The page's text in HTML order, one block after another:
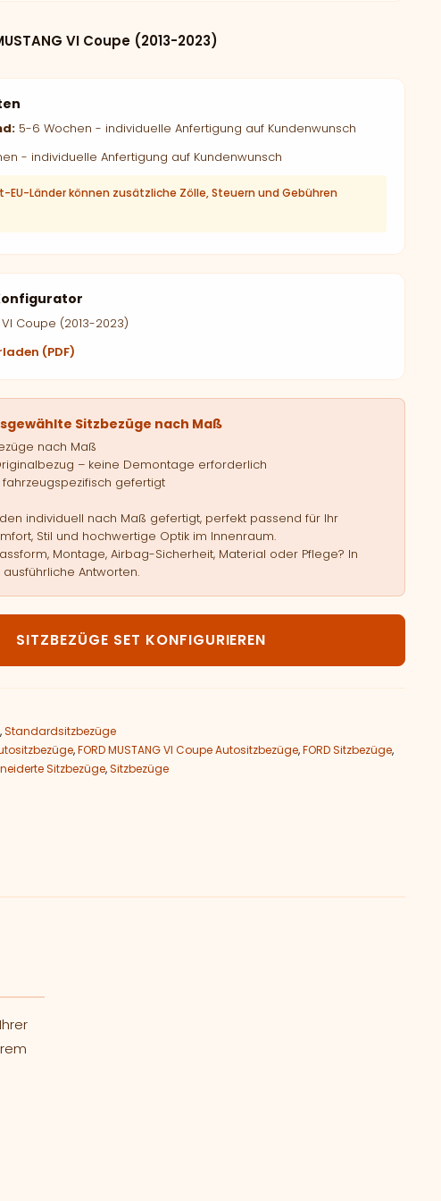
VI Coupe (2013-2023)
5-6 Wochen - individuelle Anfertigung auf Kundenwunsch
- individuelle Anfertigung auf Kundenwunsch
EU-Länder können zusätzliche Zölle, Steuern und Gebühren
VI Coupe (2013-2023)
(PDF)
Sitzbezüge nach Maß
nach Maß
– keine Demontage erforderlich
gefertigt
individuell nach Maß gefertigt, perfekt passend für Ihr
Stil und hochwertige Optik im Innenraum.
Montage, Airbag-Sicherheit, Material oder Pflege? In
Antworten.
MUSTANG VI Coupe Menge
SITZBEZÜGE SET KONFIGURIEREN
,Standardsitzbezüge
,FORD MUSTANG VI Coupe Autositzbezüge,FORD Sitzbezüge,
Sitzbezüge,Sitzbezüge